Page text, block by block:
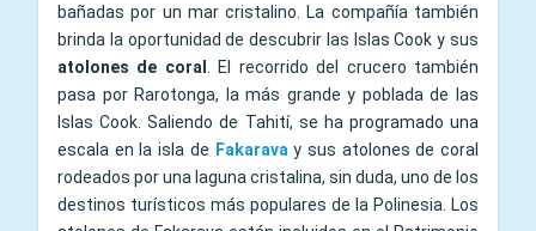
bañadas por un mar cristalino. La compañía también
brinda la oportunidad de descubrir las Islas Cook y sus
atolones de coral
. El recorrido del crucero también
pasa por Rarotonga, la más grande y poblada de las
Islas Cook. Saliendo de Tahití, se ha programado una
escala en la isla de Fakarava y sus atolones de coral
rodeados por una laguna cristalina, sin duda, uno de los
destinos turísticos más populares de la Polinesia. Los